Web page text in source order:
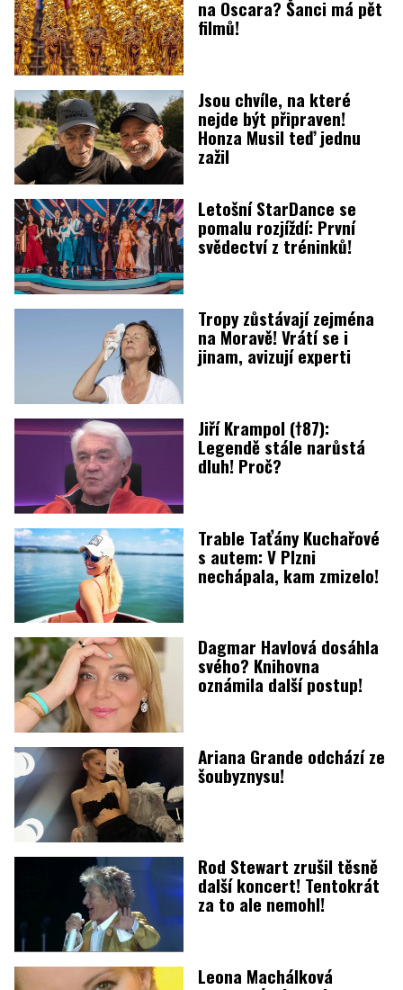
na Oscara? Šanci má pět
filmů!
Jsou chvíle, na které
nejde být připraven!
Honza Musil teď jednu
zažil
Letošní StarDance se
pomalu rozjíždí: První
svědectví z tréninků!
Tropy zůstávají zejména
na Moravě! Vrátí se i
jinam, avizují experti
Jiří Krampol (†87):
Legendě stále narůstá
dluh! Proč?
Trable Taťány Kuchařové
s autem: V Plzni
nechápala, kam zmizelo!
Dagmar Havlová dosáhla
svého? Knihovna
oznámila další postup!
Ariana Grande odchází ze
šoubyznysu!
Rod Stewart zrušil těsně
další koncert! Tentokrát
za to ale nemohl!
Leona Machálková